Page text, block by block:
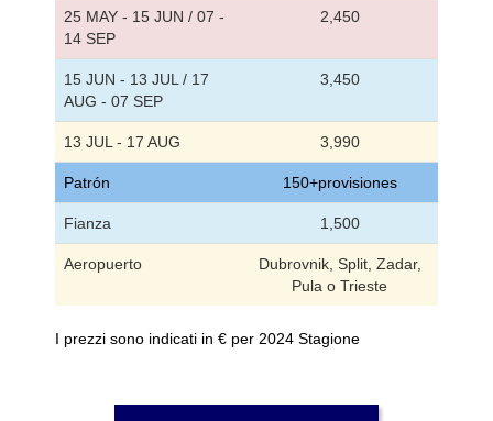
25 MAY - 15 JUN / 07 -
14 SEP
2,450
15 JUN - 13 JUL / 17
AUG - 07 SEP
3,450
13 JUL - 17 AUG 3,990
Patrón 150+provisiones
Fianza 1,500
Aeropuerto
Dubrovnik, Split, Zadar,
Pula o Trieste
I prezzi sono indicati in € per 2024 Stagione